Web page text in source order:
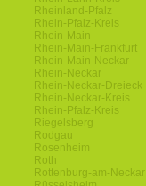
Rheinland-Pfalz
Rhein-Pfalz-Kreis
Rhein-Main
Rhein-Main-Frankfurt
Rhein-Main-Neckar
Rhein-Neckar
Rhein-Neckar-Dreieck
Rhein-Neckar-Kreis
Rhein-Pfalz-Kreis
Riegelsberg
Rodgau
Rosenheim
Roth
Rottenburg-am-Neckar